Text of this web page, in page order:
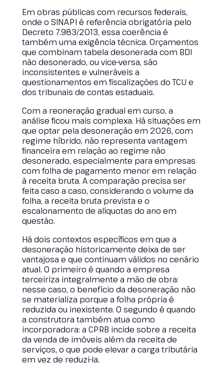
Em obras públicas com recursos federais,
onde o SINAPI é referência obrigatória pelo
Decreto 7.983/2013, essa coerência é
também uma exigência técnica. Orçamentos
que combinam tabela desonerada com BDI
não desonerado, ou vice-versa, são
inconsistentes e vulneráveis a
questionamentos em fiscalizações do TCU e
dos tribunais de contas estaduais.
Com a reoneração gradual em curso, a
análise ficou mais complexa. Há situações em
que optar pela desoneração em 2026, com
regime híbrido, não representa vantagem
financeira em relação ao regime não
desonerado, especialmente para empresas
com folha de pagamento menor em relação
à receita bruta. A comparação precisa ser
feita caso a caso, considerando o volume da
folha, a receita bruta prevista e o
escalonamento de alíquotas do ano em
questão.
Há dois contextos específicos em que a
desoneração historicamente deixa de ser
vantajosa e que continuam válidos no cenário
atual. O primeiro é quando a empresa
terceiriza integralmente a mão de obra:
nesse caso, o benefício da desoneração não
se materializa porque a folha própria é
reduzida ou inexistente. O segundo é quando
a construtora também atua como
incorporadora: a CPRB incide sobre a receita
da venda de imóveis além da receita de
serviços, o que pode elevar a carga tributária
em vez de reduzi-la.